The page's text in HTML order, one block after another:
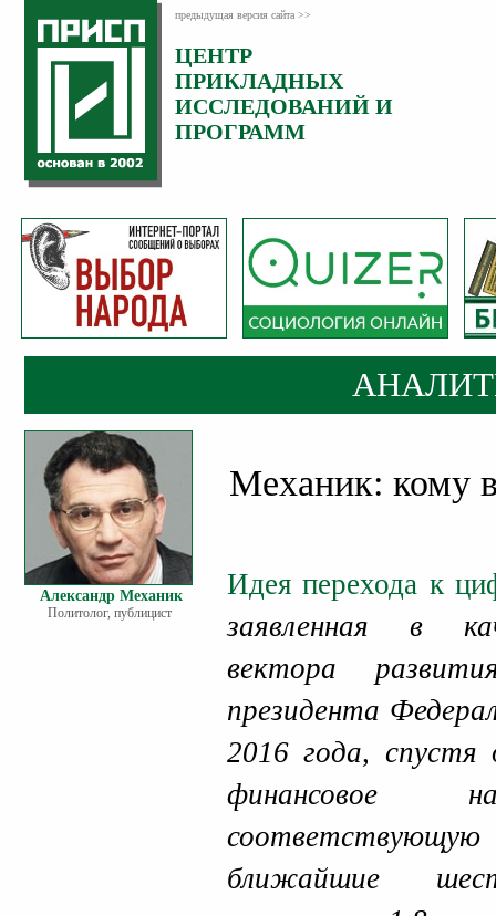
предыдущая версия сайта >>
ЦЕНТР
ПРИКЛАДНЫХ
ИССЛЕДОВАНИЙ И
ПРОГРАММ
Александр Механик
Политолог, публицист
Механик: кому
Идея перехода к
заявленная в
вектора
президента
2016 года, спустя
финансовое
ближайшие
Категория:
Аналитика